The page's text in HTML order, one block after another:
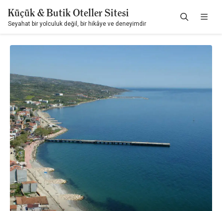
Küçük & Butik Oteller Sitesi
Seyahat bir yolculuk değil, bir hikâye ve deneyimdir